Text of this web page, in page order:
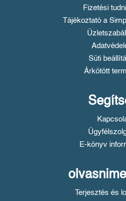
Fizetési
Tájékoztató a
Süti
Árkötött
E-könyv
Terjesztés és